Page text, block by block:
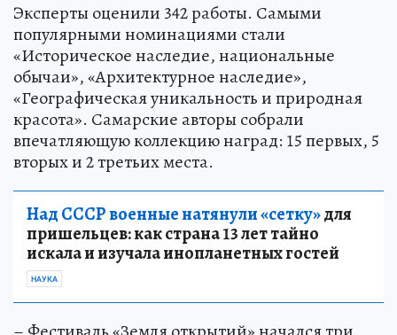
Эксперты оценили 342 работы. Самыми
популярными номинациями стали
«Историческое наследие, национальные
обычаи», «Архитектурное наследие»,
«Географическая уникальность и природная
красота». Самарские авторы собрали
впечатляющую коллекцию наград: 15 первых, 5
вторых и 2 третьих места.
Над СССР военные натянули «сетку»для
пришельцев: как страна 13 лет тайно
искала и изучала инопланетных гостей
НАУКА